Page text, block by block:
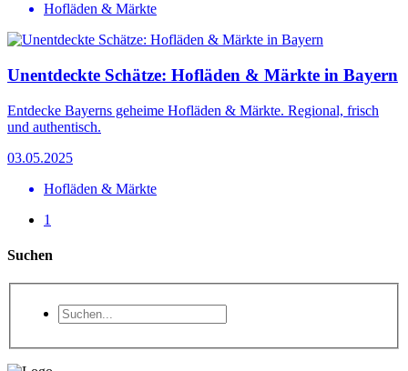
Hofläden & Märkte
Unentdeckte Schätze: Hofläden & Märkte in Bayern
Entdecke Bayerns geheime Hofläden & Märkte. Regional, frisch
und authentisch.
03.05.2025
Hofläden & Märkte
1
Suchen